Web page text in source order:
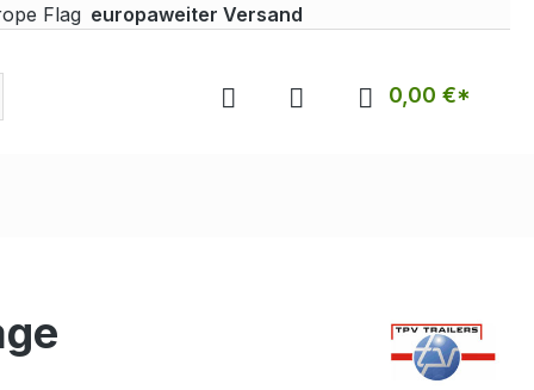
europaweiter Versand
0,00 €*